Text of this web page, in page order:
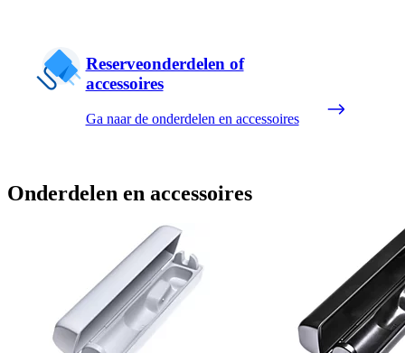
Reserveonderdelen of
accessoires
Ga naar de onderdelen en accessoires
Onderdelen en accessoires